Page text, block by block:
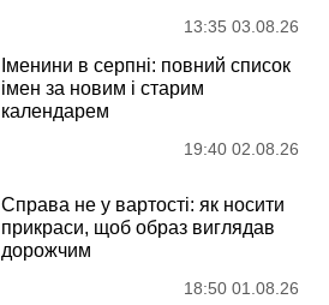
13:35 03.08.26
Іменини в серпні: повний список
імен за новим і старим
календарем
19:40 02.08.26
Справа не у вартості: як носити
прикраси, щоб образ виглядав
дорожчим
18:50 01.08.26